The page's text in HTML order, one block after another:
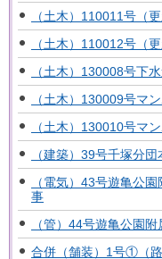
（土木）110011号（
（土木）110012号（
（土木）130008号下
（土木）130009号マ
（土木）130010号マ
（建築）39号千塚分
（電気）43号遊亀公
事
（管）44号遊亀公園
合併（舗装）1号①（